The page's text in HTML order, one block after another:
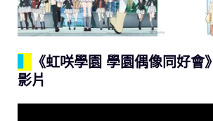
《虹咲學園 學園偶像同好會
影片